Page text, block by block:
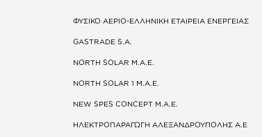
ΦΥΣΙΚΟ ΑΕΡΙΟ-ΕΛΛΗΝΙΚΗ ΕΤΑΙΡΕΙΑ ΕΝΕΡΓΕΙΑΣ
GASTRADE S.A.
NORTH SOLAR M.Α.Ε.
NORTH SOLAR 1 M.Α.Ε.
NEW SPES CONCEPT Μ.Α.Ε.
ΗΛΕΚΤΡΟΠΑΡΑΓΩΓΗ ΑΛΕΞΑΝΔΡΟΥΠΟΛΗΣ A.E